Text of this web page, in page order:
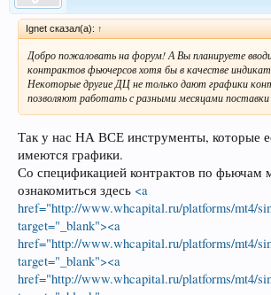
Ignet сказал(а): ↑
Добро пожаловать на форум! А Вы планируете
контрактов фьючерсов хотя бы в качестве
Некоторые другие ДЦ не только дают графики
позволяют работать с разными месяцами
Так у нас НА ВСЕ инструменты, которые
имеются графики.
Со спецификацией контрактов по фьючам
ознакомиться здесь <a
href="http://www.whcapital.ru/platforms/mt4/
target="_blank"><a
href="http://www.whcapital.ru/platforms/mt4/
target="_blank"><a
href="http://www.whcapital.ru/platforms/mt4/